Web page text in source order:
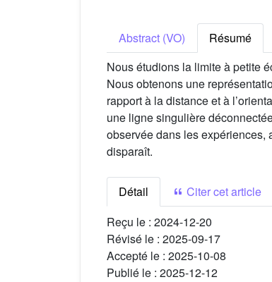
Abstract (VO)
Résumé
Nous étudions la limite à petite
Nous obtenons une
rapport à la distance et à
une ligne singulière
observée dans les
disparaît.
Détail
Citer cet article
Reçu le : 2024-12-20
Révisé le : 2025-09-17
Accepté le : 2025-10-08
Publié le : 2025-12-12